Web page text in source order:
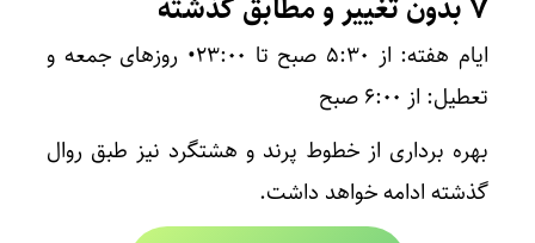
ایام هفته: از ۵:۳۰ صبح تا ۲۳:۰۰• روزهای جمعه و
تعطیل: از ۶:۰۰ صبح
بهره برداری از خطوط پرند و هشتگرد نیز طبق روال
گذشته ادامه خواهد داشت.